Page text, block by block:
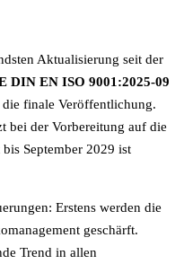
Aktualisierung seit der
DIN EN ISO 9001:2025-09
finale Veröffentlichung.
bei der Vorbereitung auf die
September 2029 ist
Erstens werden die
geschärft.
Trend in allen